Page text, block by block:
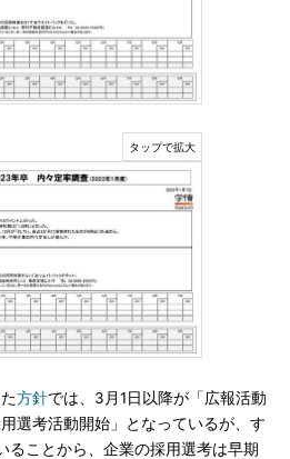
方針では、3月1日以降が「広報活動
選考活動開始」となっているが、す
ることから、企業の採用選考は早期